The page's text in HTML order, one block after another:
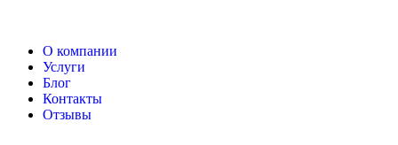
О компании
Услуги
Блог
Контакты
Отзывы